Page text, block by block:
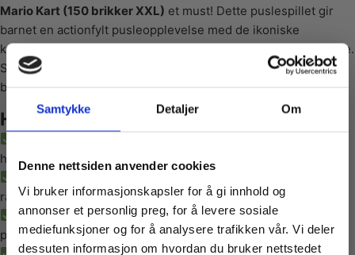
Samtykke Detaljer Om
Denne nettsiden anvender cookies
Vi bruker informasjonskapsler for å gi innhold og
annonser et personlig preg, for å levere sosiale
mediefunksjoner og for å analysere trafikken vår. Vi deler
dessuten informasjon om hvordan du bruker nettstedet
Mario Kart (150 brikker XXL) et must! Dette puslespillet gir
barnet en actionfylt pusleopplevelse med de ikoniske
karakterene Mario, Luigi, Yoshi og Bowser i et spennende race.
Store XXL-brikker gjør det enkelt å håndtere og perfekt for
barn fra 7 år.
Hvorfor velge Mario Kart puslespillet?
håndtere.
racerløp.
Utviklende og lærerikt– Styrker konsentrasjon og
problemløsning.
Vil du ha
10% Rabatt?